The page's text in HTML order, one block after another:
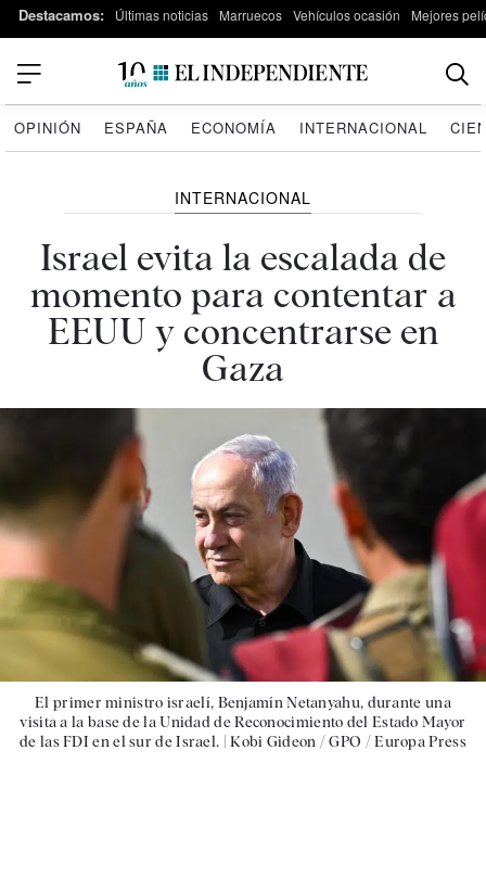
Destacamos: Últimas noticias Marruecos Vehículos ocasión Mejores
OPINIÓN ESPAÑA ECONOMÍA INTERNACIONAL
INTERNACIONAL
Israel evita la escalada de
momento para contentar a
EEUU y concentrarse en
Gaza
El primer ministro israelí, Benjamín Netanyahu, durante una
visita a la base de la Unidad de Reconocimiento del Estado Mayor
de las FDI en el sur de Israel. |Kobi Gideon / GPO / Europa Press